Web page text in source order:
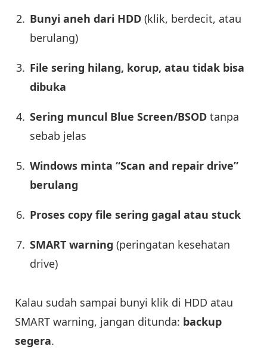
Bunyi aneh dari HDD (klik, berdecit, atau
berulang)
File sering hilang, korup, atau tidak bisa
dibuka
Sering muncul Blue Screen/BSOD tanpa
sebab jelas
Windows minta “Scan and repair drive”
berulang
Proses copy file sering gagal atau stuck
SMART warning (peringatan kesehatan
drive)
Kalau sudah sampai bunyi klik di HDD atau
SMART warning, jangan ditunda: backup
segera.